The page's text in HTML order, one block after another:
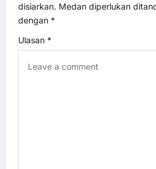
a
t
disiarkan. Medan diperlukan
dengan *
Ulasan *